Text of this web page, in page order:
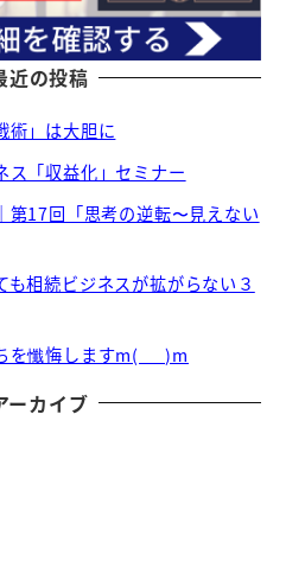
近の投稿
術」は大胆に
ス「収益化」セミナー
第17回「思考の逆転〜見えない
相続ビジネスが拡がらない３
を懺悔しますm(_ _)m
ーカイブ